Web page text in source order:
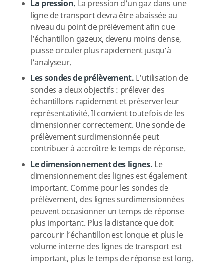
La pression. La pression d’un gaz dans une
ligne de transport devra être abaissée au
niveau du point de prélèvement afin que
l’échantillon gazeux, devenu moins dense,
puisse circuler plus rapidement jusqu’à
l’analyseur.
Les sondes de prélèvement. L’utilisation de
sondes a deux objectifs : prélever des
échantillons rapidement et préserver leur
représentativité. Il convient toutefois de les
dimensionner correctement. Une sonde de
prélèvement surdimensionnée peut
contribuer à accroître le temps de réponse.
Le dimensionnement des lignes. Le
dimensionnement des lignes est également
important. Comme pour les sondes de
prélèvement, des lignes surdimensionnées
peuvent occasionner un temps de réponse
plus important. Plus la distance que doit
parcourir l’échantillon est longue et plus le
volume interne des lignes de transport est
important, plus le temps de réponse est long.